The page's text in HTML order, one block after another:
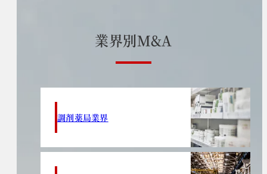
業界別M&A
調剤薬局業界